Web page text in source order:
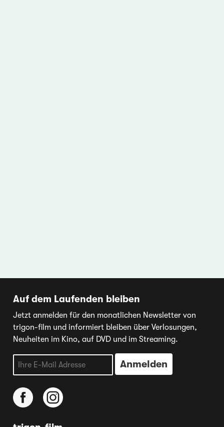
Auf dem Laufenden bleiben
Jetzt anmelden für den monatlichen Newsletter von
trigon-film und informiert bleiben über Verlosungen,
Neuheiten im Kino, auf DVD und im Streaming.